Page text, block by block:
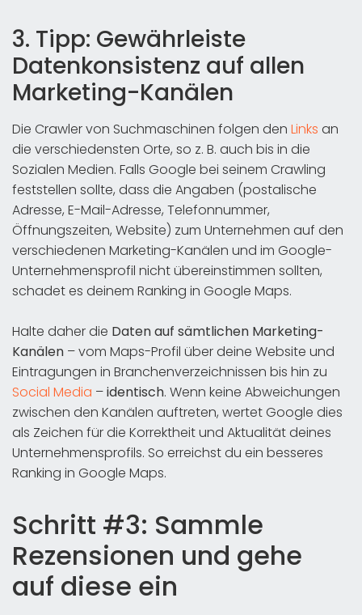
3. Tipp: Gewährleiste
Datenkonsistenz auf allen
Marketing-Kanälen
Die Crawler von Suchmaschinen folgen den Links an
die verschiedensten Orte, so z. B. auch bis in die
Sozialen Medien. Falls Google bei seinem Crawling
feststellen sollte, dass die Angaben (postalische
Adresse, E-Mail-Adresse, Telefonnummer,
Öffnungszeiten, Website) zum Unternehmen auf den
verschiedenen Marketing-Kanälen und im Google-
Unternehmensprofil nicht übereinstimmen sollten,
schadet es deinem Ranking in Google Maps.
Halte daher die Daten auf sämtlichen Marketing-
Kanälen – vom Maps-Profil über deine Website und
Eintragungen in Branchenverzeichnissen bis hin zu
Social Media –identisch. Wenn keine Abweichungen
zwischen den Kanälen auftreten, wertet Google dies
als Zeichen für die Korrektheit und Aktualität deines
Unternehmensprofils. So erreichst du ein besseres
Ranking in Google Maps.
Schritt #3: Sammle
Rezensionen und gehe
auf diese ein